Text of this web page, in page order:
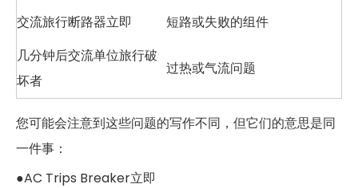
交流旅行断路器立即
短路或失败的组件
几分钟后交流单位旅行破
坏者
过热或气流问题
您可能会注意到这些问题的写作不同，但它们的意思是同
一件事：
●AC Trips Breaker立即